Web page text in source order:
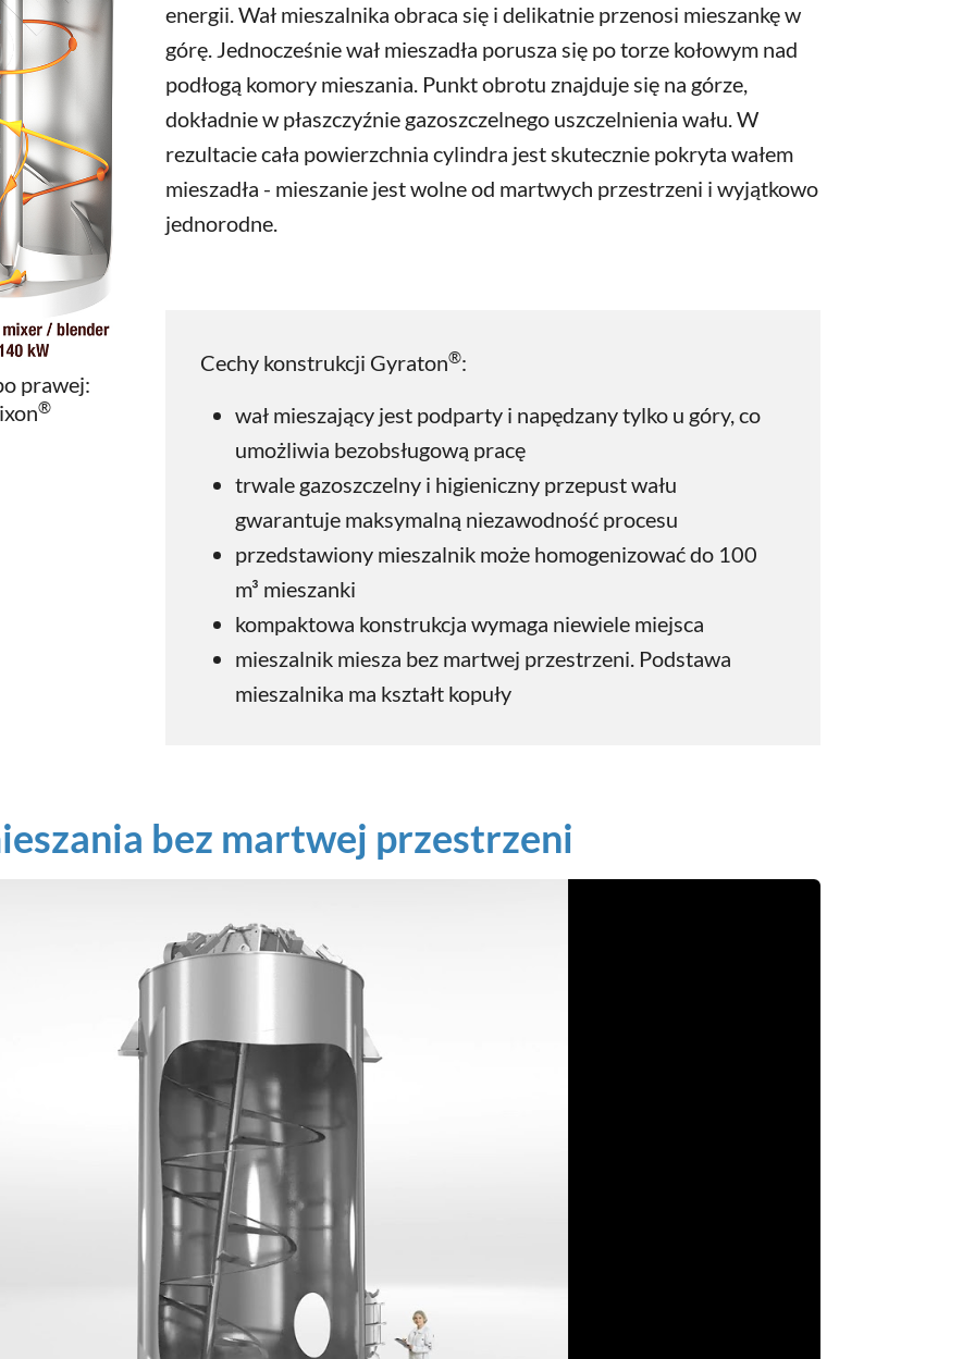
prawej:
®
energii. Wał mieszalnika obraca się i delikatnie przenosi mieszankę w
górę. Jednocześnie wał mieszadła porusza się po torze kołowym nad
podłogą komory mieszania. Punkt obrotu znajduje się na górze,
dokładnie w płaszczyźnie gazoszczelnego uszczelnienia wału. W
rezultacie cała powierzchnia cylindra jest skutecznie pokryta wałem
mieszadła - mieszanie jest wolne od martwych przestrzeni i wyjątkowo
jednorodne.
Cechy konstrukcji Gyraton®:
wał mieszający jest podparty i napędzany tylko u góry, co
umożliwia bezobsługową pracę
trwale gazoszczelny i higieniczny przepust wału
gwarantuje maksymalną niezawodność procesu
przedstawiony mieszalnik może homogenizować do 100
m³ mieszanki
kompaktowa konstrukcja wymaga niewiele miejsca
mieszalnik miesza bez martwej przestrzeni. Podstawa
mieszalnika ma kształt kopuły
bez martwej przestrzeni